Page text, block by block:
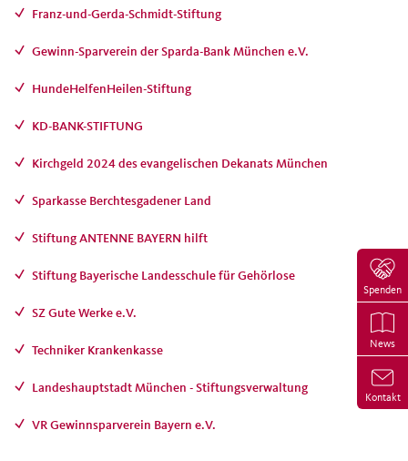
Spenden
News
Kontakt
Franz-und-Gerda-Schmidt-Stiftung
Gewinn-Sparverein der Sparda-Bank München e.V.
HundeHelfenHeilen-Stiftung
KD-BANK-STIFTUNG
Kirchgeld 2024 des evangelischen Dekanats München
Sparkasse Berchtesgadener Land
Stiftung ANTENNE BAYERN hilft
Stiftung Bayerische Landesschule für Gehörlose
SZ Gute Werke e.V.
Techniker Krankenkasse
Landeshauptstadt München - Stiftungsverwaltung
VR Gewinnsparverein Bayern e.V.